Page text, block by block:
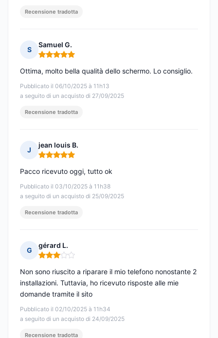
Recensione tradotta
S
Samuel G.
Nota: 5 su 5
Pubblicato il 06/10/2025 à 11h13
a seguito di un acquisto di 27/09/2025
Ottima, molto bella qualità dello schermo. Lo consiglio.
Recensione tradotta
J
jean louis B.
Nota: 5 su 5
Pubblicato il 03/10/2025 à 11h38
a seguito di un acquisto di 25/09/2025
Pacco ricevuto oggi, tutto ok
Recensione tradotta
G
gérard L.
Nota: 3 su 5
Pubblicato il 02/10/2025 à 11h34
a seguito di un acquisto di 24/09/2025
Non sono riuscito a riparare il mio telefono nonostante 2
installazioni. Tuttavia, ho ricevuto risposte alle mie
domande tramite il sito
Recensione tradotta